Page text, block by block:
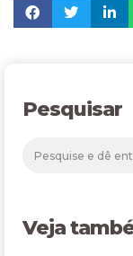
Pesquisar
Veja